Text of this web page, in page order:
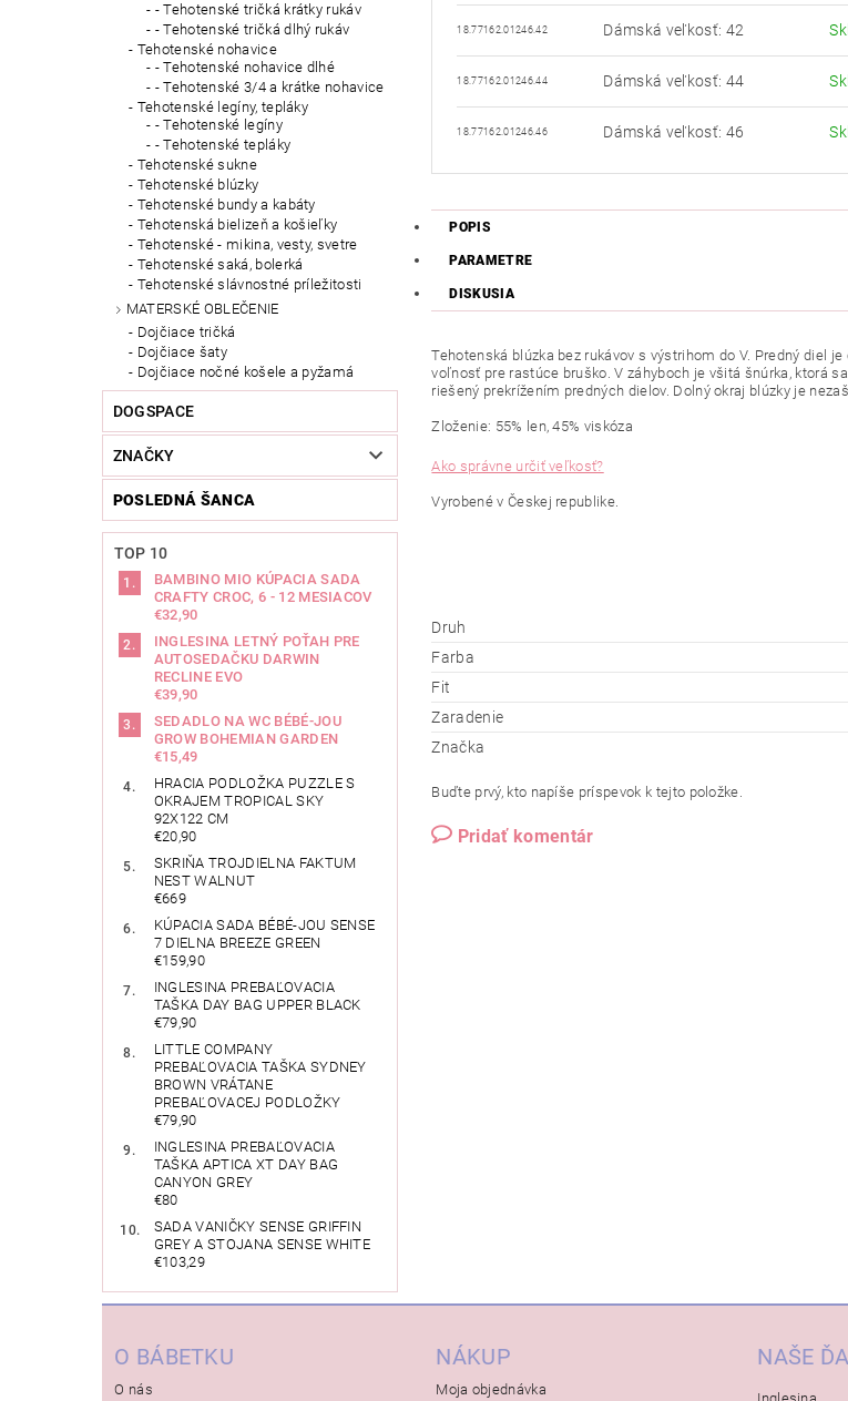
- Tehotenské tričká krátky rukáv
- Tehotenské tričká dlhý rukáv
Tehotenské nohavice
- Tehotenské nohavice dlhé
- Tehotenské 3/4 a krátke nohavice
Tehotenské legíny, tepláky
- Tehotenské legíny
- Tehotenské tepláky
Tehotenské sukne
Tehotenské blúzky
Tehotenské bundy a kabáty
Tehotenská bielizeň a košieľky
Tehotenské - mikina, vesty, svetre
Tehotenské saká, bolerká
Tehotenské slávnostné príležitosti
MATERSKÉ OBLEČENIE
Dojčiace tričká
Dojčiace šaty
Dojčiace nočné košele a pyžamá
DOGSPACE
ZNAČKY
POSLEDNÁ ŠANCA
TOP 10
BAMBINO MIO KÚPACIA SADA
CRAFTY CROC, 6 - 12 MESIACOV
€32,90
INGLESINA LETNÝ POŤAH PRE
AUTOSEDAČKU DARWIN
RECLINE EVO
€39,90
SEDADLO NA WC BÉBÉ-JOU
GROW BOHEMIAN GARDEN
€15,49
HRACIA PODLOŽKA PUZZLE S
OKRAJEM TROPICAL SKY
92X122 CM
€20,90
SKRIŇA TROJDIELNA FAKTUM
NEST WALNUT
€669
KÚPACIA SADA BÉBÉ-JOU SENSE
7 DIELNA BREEZE GREEN
€159,90
INGLESINA PREBAĽOVACIA
TAŠKA DAY BAG UPPER BLACK
€79,90
LITTLE COMPANY
PREBAĽOVACIA TAŠKA SYDNEY
BROWN VRÁTANE
PREBAĽOVACEJ PODLOŽKY
€79,90
INGLESINA PREBAĽOVACIA
TAŠKA APTICA XT DAY BAG
CANYON GREY
€80
SADA VANIČKY SENSE GRIFFIN
GREY A STOJANA SENSE WHITE
€103,29
18.77162.01246.42 Dámská veľkosť: 42
18.77162.01246.44 Dámská veľkosť: 44
18.77162.01246.46 Dámská veľkosť: 46
POPIS
PARAMETRE
DISKUSIA
Tehotenská blúzka bez rukávov s výstrihom do V. Predný diel
voľnosť pre rastúce bruško. V záhyboch je všitá šnúrka, ktorá
riešený prekrížením predných dielov. Dolný okraj blúzky je
Zloženie: 55% len, 45% viskóza
Ako správne určiť veľkosť?
Vyrobené v Českej republike.
Druh
Farba
Fit
Zaradenie
Značka
Buďte prvý, kto napíše príspevok k tejto položke.
Pridať komentár
O BÁBETKU
O nás
NÁKUP
Moja objednávka
NAŠE